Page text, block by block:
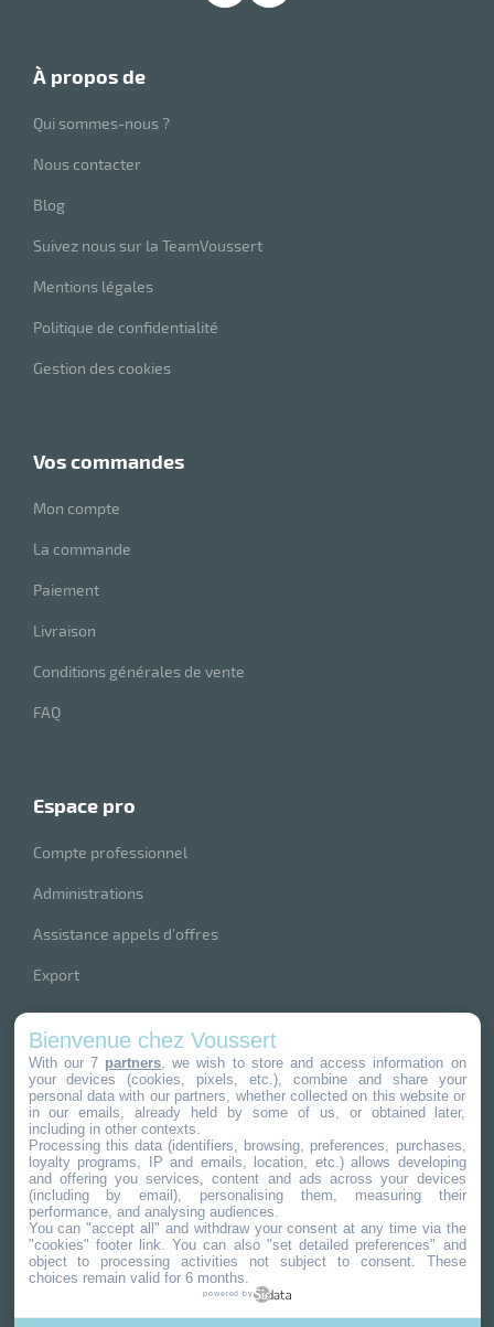
à propos de
Qui sommes-nous ?
Nous contacter
Blog
Suivez nous sur la TeamVoussert
Mentions légales
Politique de confidentialité
Gestion des cookies
vos commandes
Mon compte
La commande
Paiement
Livraison
Conditions générales de vente
FAQ
espace pro
Compte professionnel
Administrations
Assistance appels d’offres
Export
index produits
nos marques
4,8/5
733avis clients
Bienvenue chez Voussert
With our 7 partners , we wish to store and access information on
your devices (cookies, pixels, etc.), combine and share your
personal data with our partners, whether collected on this website or
in our emails, already held by some of us, or obtained later,
including in other contexts.
Processing this data (identifiers, browsing, preferences, purchases,
loyalty programs, IP and emails, location, etc.) allows developing
and offering you services, content and ads across your devices
(including by email), personalising them, measuring their
performance, and analysing audiences.
You can "accept all" and withdraw your consent at any time via the
"cookies" footer link . You can also "set detailed preferences" and
object to processing activities not subject to consent. These
choices remain valid for 6 months.
powered by